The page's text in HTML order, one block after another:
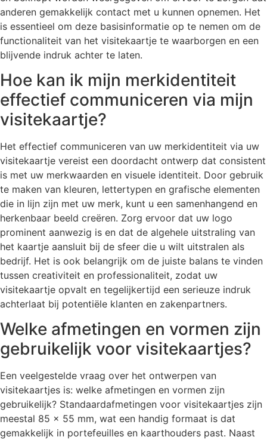
anderen gemakkelijk contact met u kunnen opnemen. Het
is essentieel om deze basisinformatie op te nemen om de
functionaliteit van het visitekaartje te waarborgen en een
blijvende indruk achter te laten.
Hoe kan ik mijn merkidentiteit
effectief communiceren via mijn
visitekaartje?
Het effectief communiceren van uw merkidentiteit via uw
visitekaartje vereist een doordacht ontwerp dat consistent
is met uw merkwaarden en visuele identiteit. Door gebruik
te maken van kleuren, lettertypen en grafische elementen
die in lijn zijn met uw merk, kunt u een samenhangend en
herkenbaar beeld creëren. Zorg ervoor dat uw logo
prominent aanwezig is en dat de algehele uitstraling van
het kaartje aansluit bij de sfeer die u wilt uitstralen als
bedrijf. Het is ook belangrijk om de juiste balans te vinden
tussen creativiteit en professionaliteit, zodat uw
visitekaartje opvalt en tegelijkertijd een serieuze indruk
achterlaat bij potentiële klanten en zakenpartners.
Welke afmetingen en vormen zijn
gebruikelijk voor visitekaartjes?
Een veelgestelde vraag over het ontwerpen van
visitekaartjes is: welke afmetingen en vormen zijn
gebruikelijk? Standaardafmetingen voor visitekaartjes zijn
meestal 85 x 55 mm, wat een handig formaat is dat
gemakkelijk in portefeuilles en kaarthouders past. Naast